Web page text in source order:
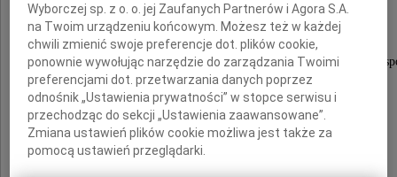
wspaniałego pedagoga,
sumiennego, obowiązkowego, życzliwego,
zaangażowanego w pracę z młodzieżą niedostosowaną
Rodzinie, Bliskim
Wyborczej sp. z o. o. jej Zaufanych Partnerów i Agora S.A.
na Twoim urządzeniu końcowym. Możesz też w każdej
chwili zmienić swoje preferencje dot. plików cookie,
ponownie wywołując narzędzie do zarządzania Twoimi
preferencjami dot. przetwarzania danych poprzez
odnośnik „Ustawienia prywatności” w stopce serwisu i
przechodząc do sekcji „Ustawienia zaawansowane”.
Zmiana ustawień plików cookie możliwa jest także za
pomocą ustawień przeglądarki.